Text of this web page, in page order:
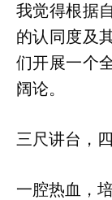
我觉得根据
的认同度及
们开展一个
阔论。
三尺讲台，
一腔热血，